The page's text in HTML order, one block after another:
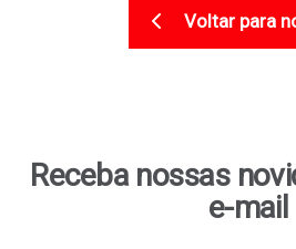
Voltar para
Receba nossas
e-mail